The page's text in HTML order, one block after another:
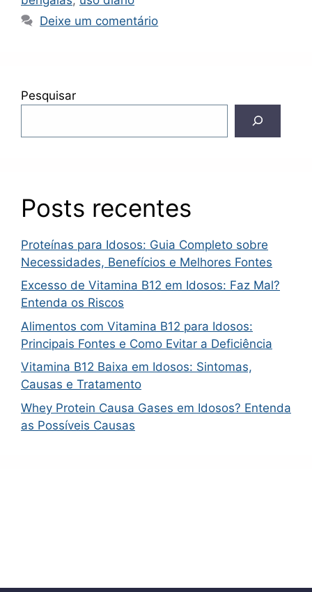
Deixe um comentário
Pesquisar
Posts recentes
Proteínas para Idosos: Guia Completo sobre
Necessidades, Benefícios e Melhores Fontes
Excesso de Vitamina B12 em Idosos: Faz Mal?
Entenda os Riscos
Alimentos com Vitamina B12 para Idosos:
Principais Fontes e Como Evitar a Deficiência
Vitamina B12 Baixa em Idosos: Sintomas,
Causas e Tratamento
Whey Protein Causa Gases em Idosos? Entenda
as Possíveis Causas